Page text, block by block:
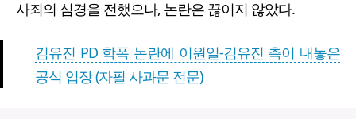
사죄의 심경을 전했으나, 논란은 끊이지 않았다.
김유진 PD 학폭 논란에 이원일-김유진 측이 내놓은
공식 입장 (자필 사과문 전문)